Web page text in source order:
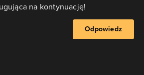
na kontynuację!
Odpowiedz